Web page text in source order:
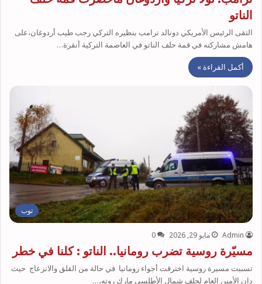
الناتو
التقى الرئيس الأمريكي دونالد ترامب بنظيره التركي رجب طيب أردوغان،على
هامش مشاركته في قمة حلف الناتو في العاصمة التركية أنقرة…
أكمل القراءة »
توب
Admin مايو 29, 2026 0
مسيّرة روسية تضرب رومانيا.. الناتو : كلنا في خطر
تسببت مسيرة روسية اخترقت أجواء رومانيا في حالة من القلق والانزعاج حيث
دان الأمين العام لحلف شمال الأطلسي مارك روته،…